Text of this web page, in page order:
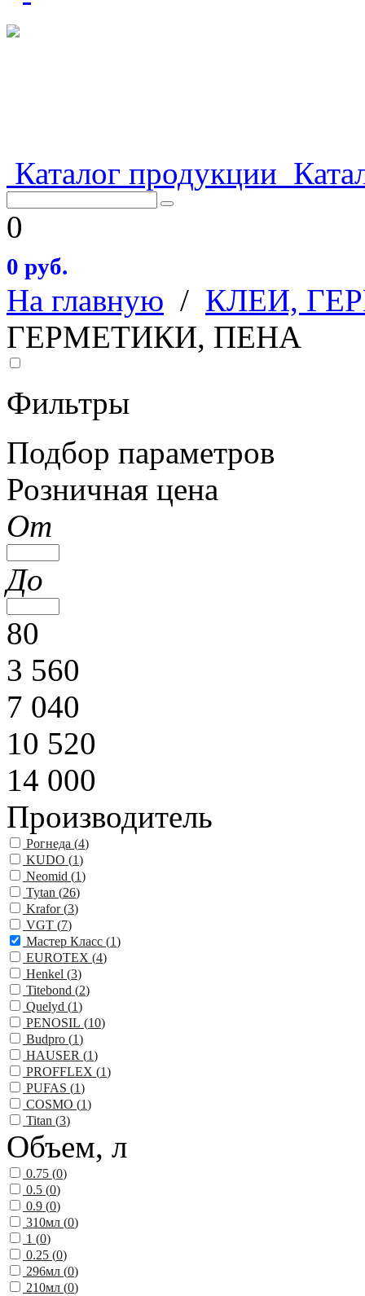
Каталог продукции
0
0 руб.
На главную / КЛЕИ,
ГЕРМЕТИКИ, ПЕНА
Фильтры
Подбор параметров
Розничная цена
От
До
80
3 560
7 040
10 520
14 000
Производитель
Рогнеда (4)
KUDO (1)
Neomid (1)
Tytan (26)
Krafor (3)
VGT (7)
Мастер Класс (1)
EUROTEX (4)
Henkel (3)
Titebond (2)
Quelyd (1)
PENOSIL (10)
Budpro (1)
HAUSER (1)
PROFFLEX (1)
PUFAS (1)
COSMO (1)
Titan (3)
Объем, л
0.75 (0)
0.5 (0)
0.9 (0)
310мл (0)
1 (0)
0.25 (0)
296мл (0)
210мл (0)